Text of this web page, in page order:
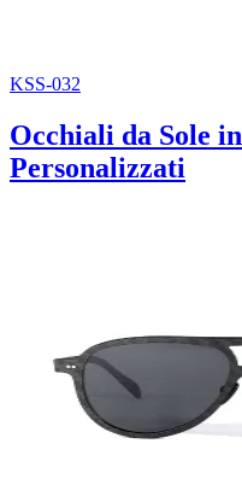
KSS-032
Occhiali da Sole
Personalizzati